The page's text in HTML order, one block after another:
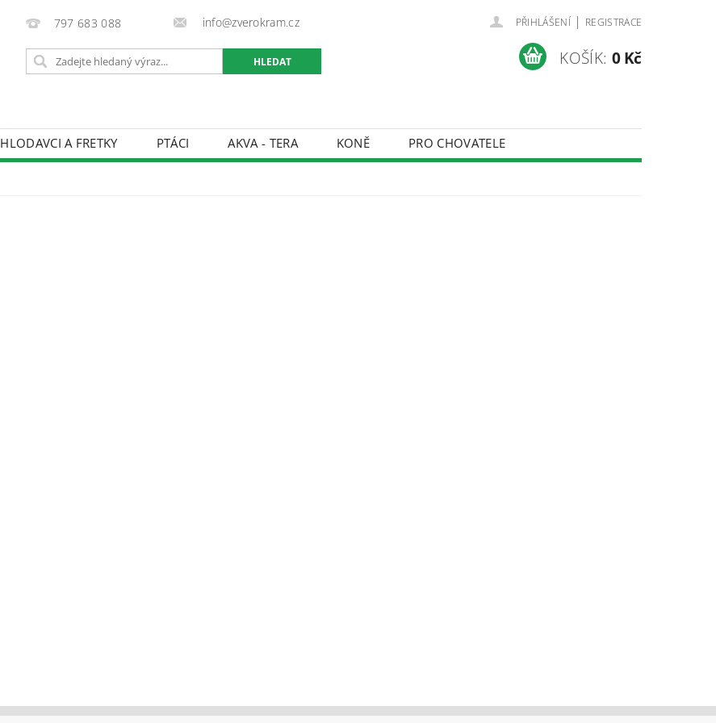
797 683 088 info@zverokram.cz PŘIHLÁŠENÍ | REGISTRACE
KOŠÍK: 0 Kč
HLODAVCI A FRETKY PTÁCI AKVA - TERA KONĚ
PRO CHOVATELE